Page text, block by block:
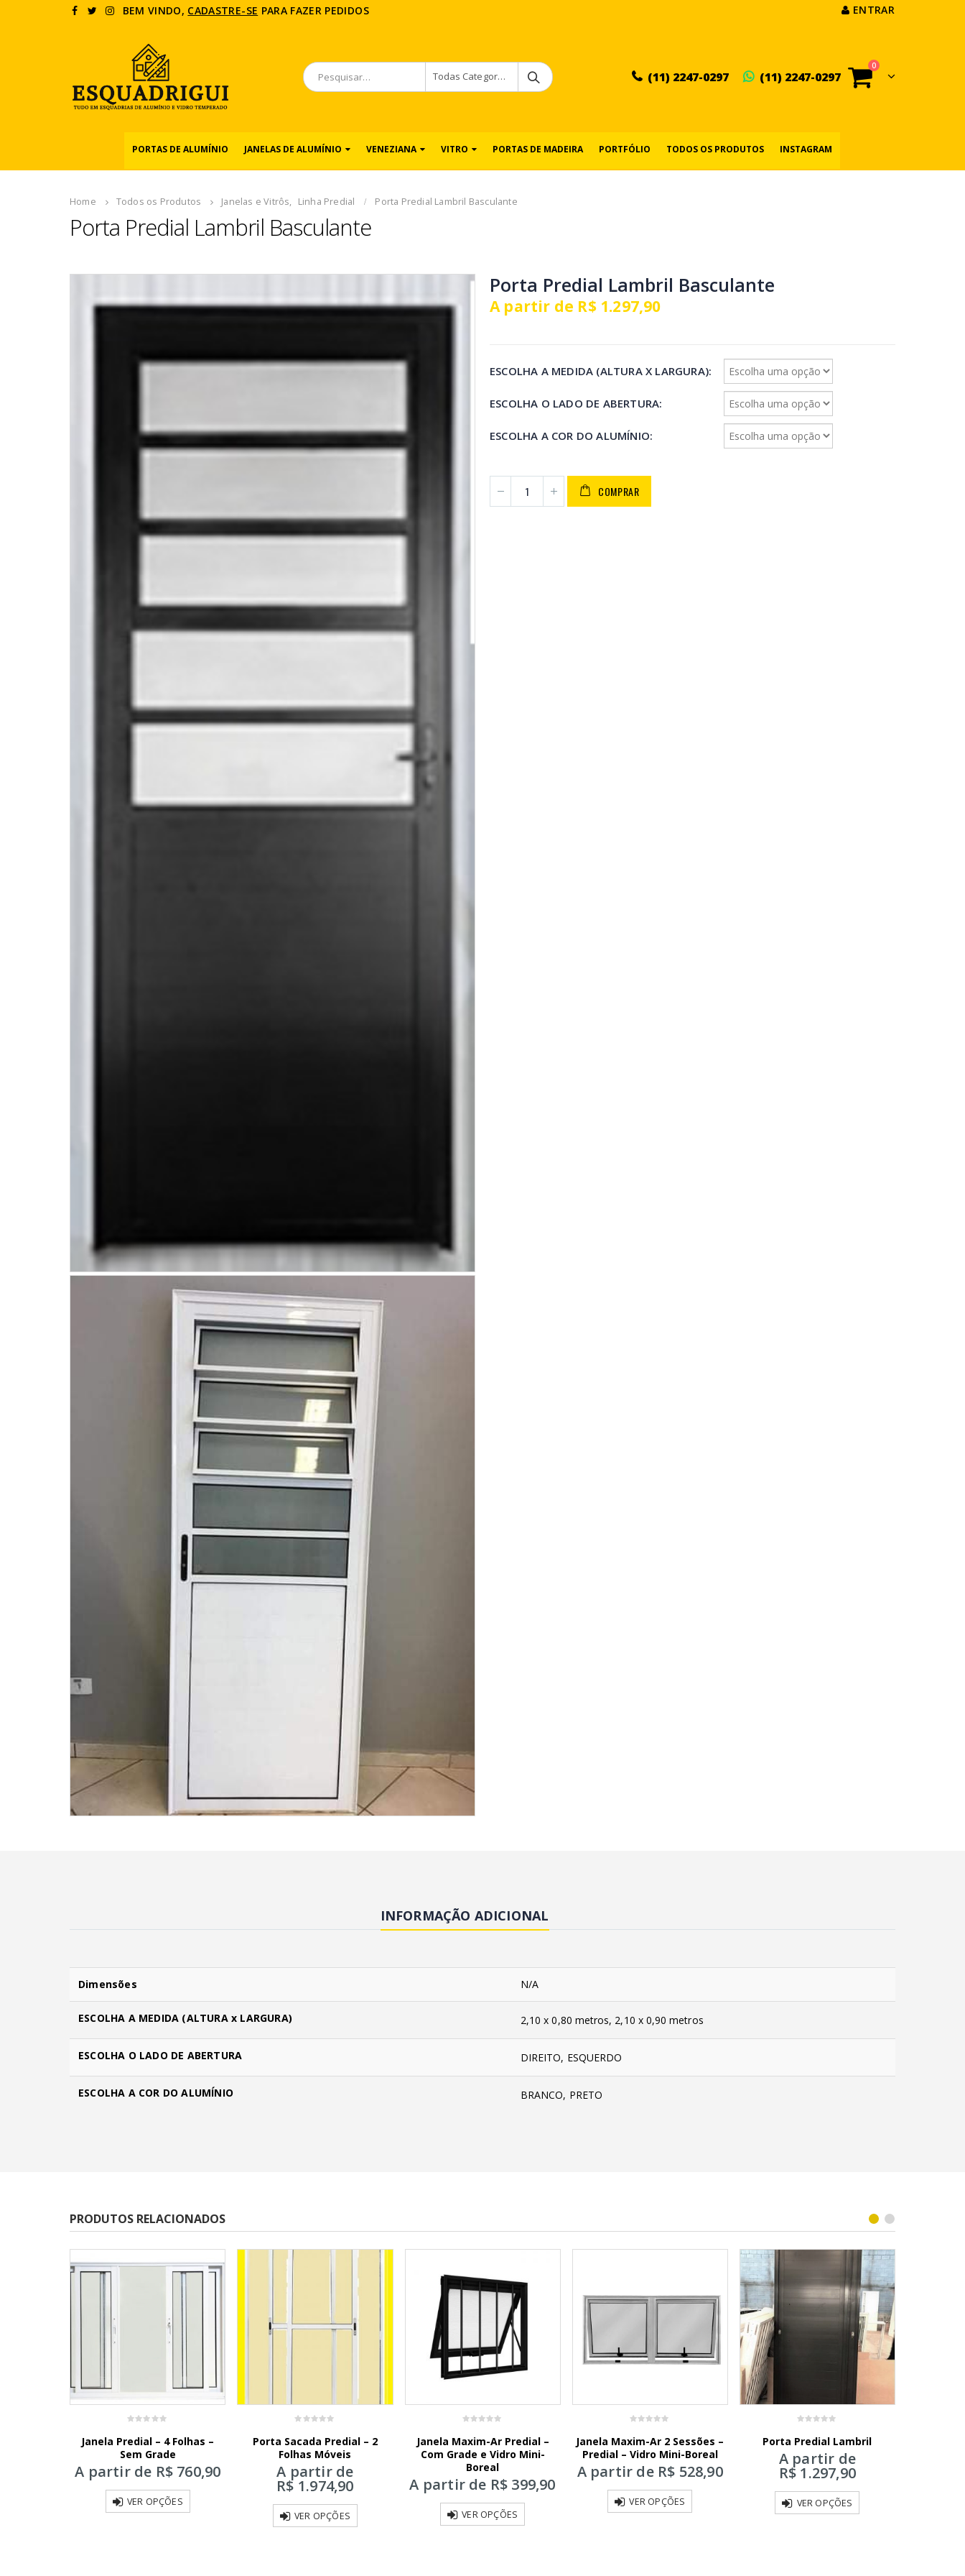
BEM VINDO, CADASTRE-SE PARA FAZER PEDIDOS ENTRAR
Todas Categorias (11) 2247-0297 (11) 2247-0297
0
PORTAS DE ALUMÍNIO JANELAS DE ALUMÍNIO VENEZIANA VITRO PORTAS DE MADEIRA PORTFÓLIO TODOS OS PRODUTOS INSTAGRAM
Home Todos os Produtos Janelas e Vitrôs, Linha Predial Porta Predial Lambril Basculante
Porta Predial Lambril Basculante
Porta Predial Lambril Basculante
A partir de R$1.297,90
ESCOLHA A MEDIDA (ALTURA X LARGURA)
ESCOLHA O LADO DE ABERTURA
ESCOLHA A COR DO ALUMÍNIO
COMPRAR
INFORMAÇÃO ADICIONAL
Dimensões N/A
ESCOLHA A MEDIDA (ALTURA x LARGURA) 2,10 x 0,80 metros, 2,10 x 0,90 metros
ESCOLHA O LADO DE ABERTURA DIREITO, ESQUERDO
ESCOLHA A COR DO ALUMÍNIO BRANCO, PRETO
PRODUTOS RELACIONADOS
out
of
5
Janela Predial – 4 Folhas –
Sem Grade
A partir de R$760,90
VER OPÇÕES
out
of
5
Porta Sacada Predial – 2
Folhas Móveis
A partir de
R$ 1.974,90
VER OPÇÕES
out
of
5
Janela Maxim-Ar Predial –
Com Grade e Vidro Mini-
Boreal
A partir de R$ 399,90
VER OPÇÕES
out
of
5
Janela Maxim-Ar 2 Sessões –
Predial – Vidro Mini-Boreal
A partir de R$ 528,90
VER OPÇÕES
out
of
5
Porta Predial Lambril
A partir de
R$ 1.297,90
VER OPÇÕES